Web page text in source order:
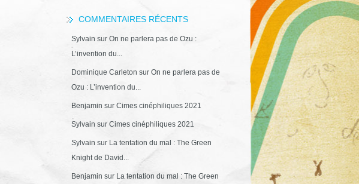
COMMENTAIRES RÉCENTS
Sylvain sur On ne parlera pas de Ozu :
L’invention du...
Dominique Carleton sur On ne parlera pas de
Ozu : L’invention du...
Benjamin sur Cimes cinéphiliques 2021
Sylvain sur Cimes cinéphiliques 2021
Sylvain sur La tentation du mal : The Green
Knight de David...
Benjamin sur La tentation du mal : The Green